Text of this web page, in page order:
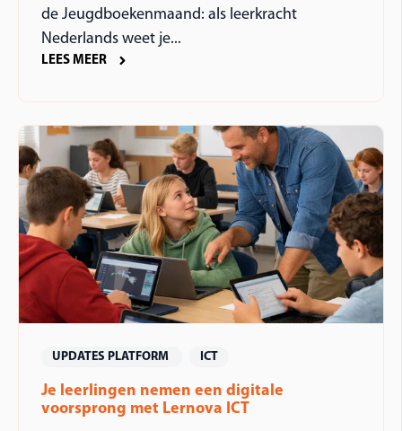
de Jeugdboekenmaand: als leerkracht
Nederlands weet je...
LEES MEER
UPDATES PLATFORM ICT
Je leerlingen nemen een digitale
voorsprong met Lernova ICT